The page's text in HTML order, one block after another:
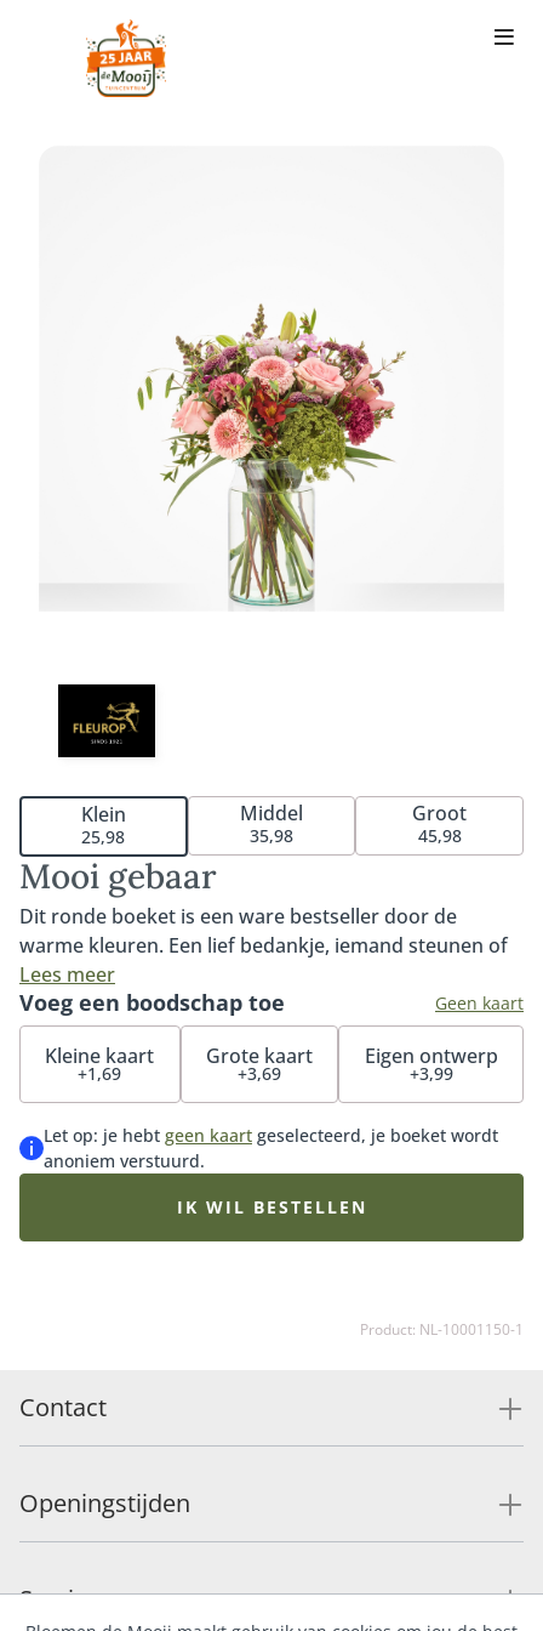
Mooi gebaar
Dit ronde boeket is een ware bestseller door de
warme kleuren. Een lief bedankje, iemand steunen of
zomaar verrassen. Boeket Mooi gebaar wordt met
aandacht en liefde geschikt voor jou, door de lokale
Fleurop bloemist. Het boeket Mooi gebaar bevat onder
meer een prachtige gerbera, roos en alstroemeria. Een
Lees meer
Klein
25,98
Middel
35,98
Groot
45,98
Voeg een boodschap toe Geen kaart
Kleine kaart
+1,69
Grote kaart
+3,69
Eigen ontwerp
+3,99
Let op: je hebt geen kaart geselecteerd, je boeket wordt
anoniem verstuurd.
IK WIL BESTELLEN
Product: NL-10001150-1
Contact
Openingstijden
Service